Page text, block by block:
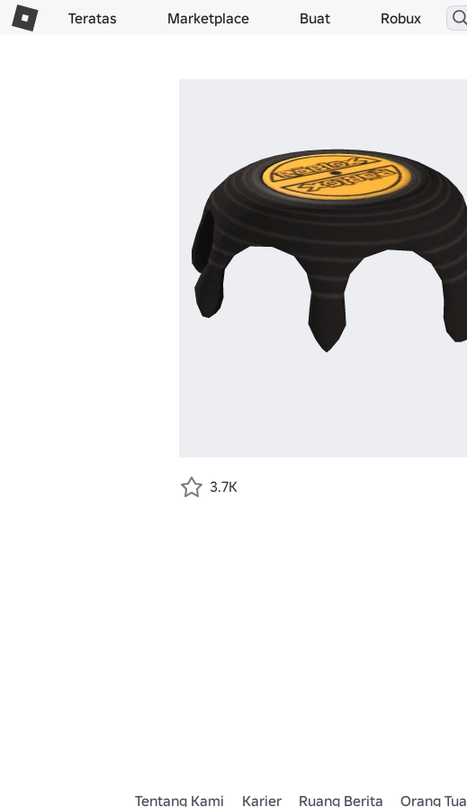
Teratas Marketplace Buat Robux
3.7K
Tentang Kami Karier Ruang Berita Orang Tua